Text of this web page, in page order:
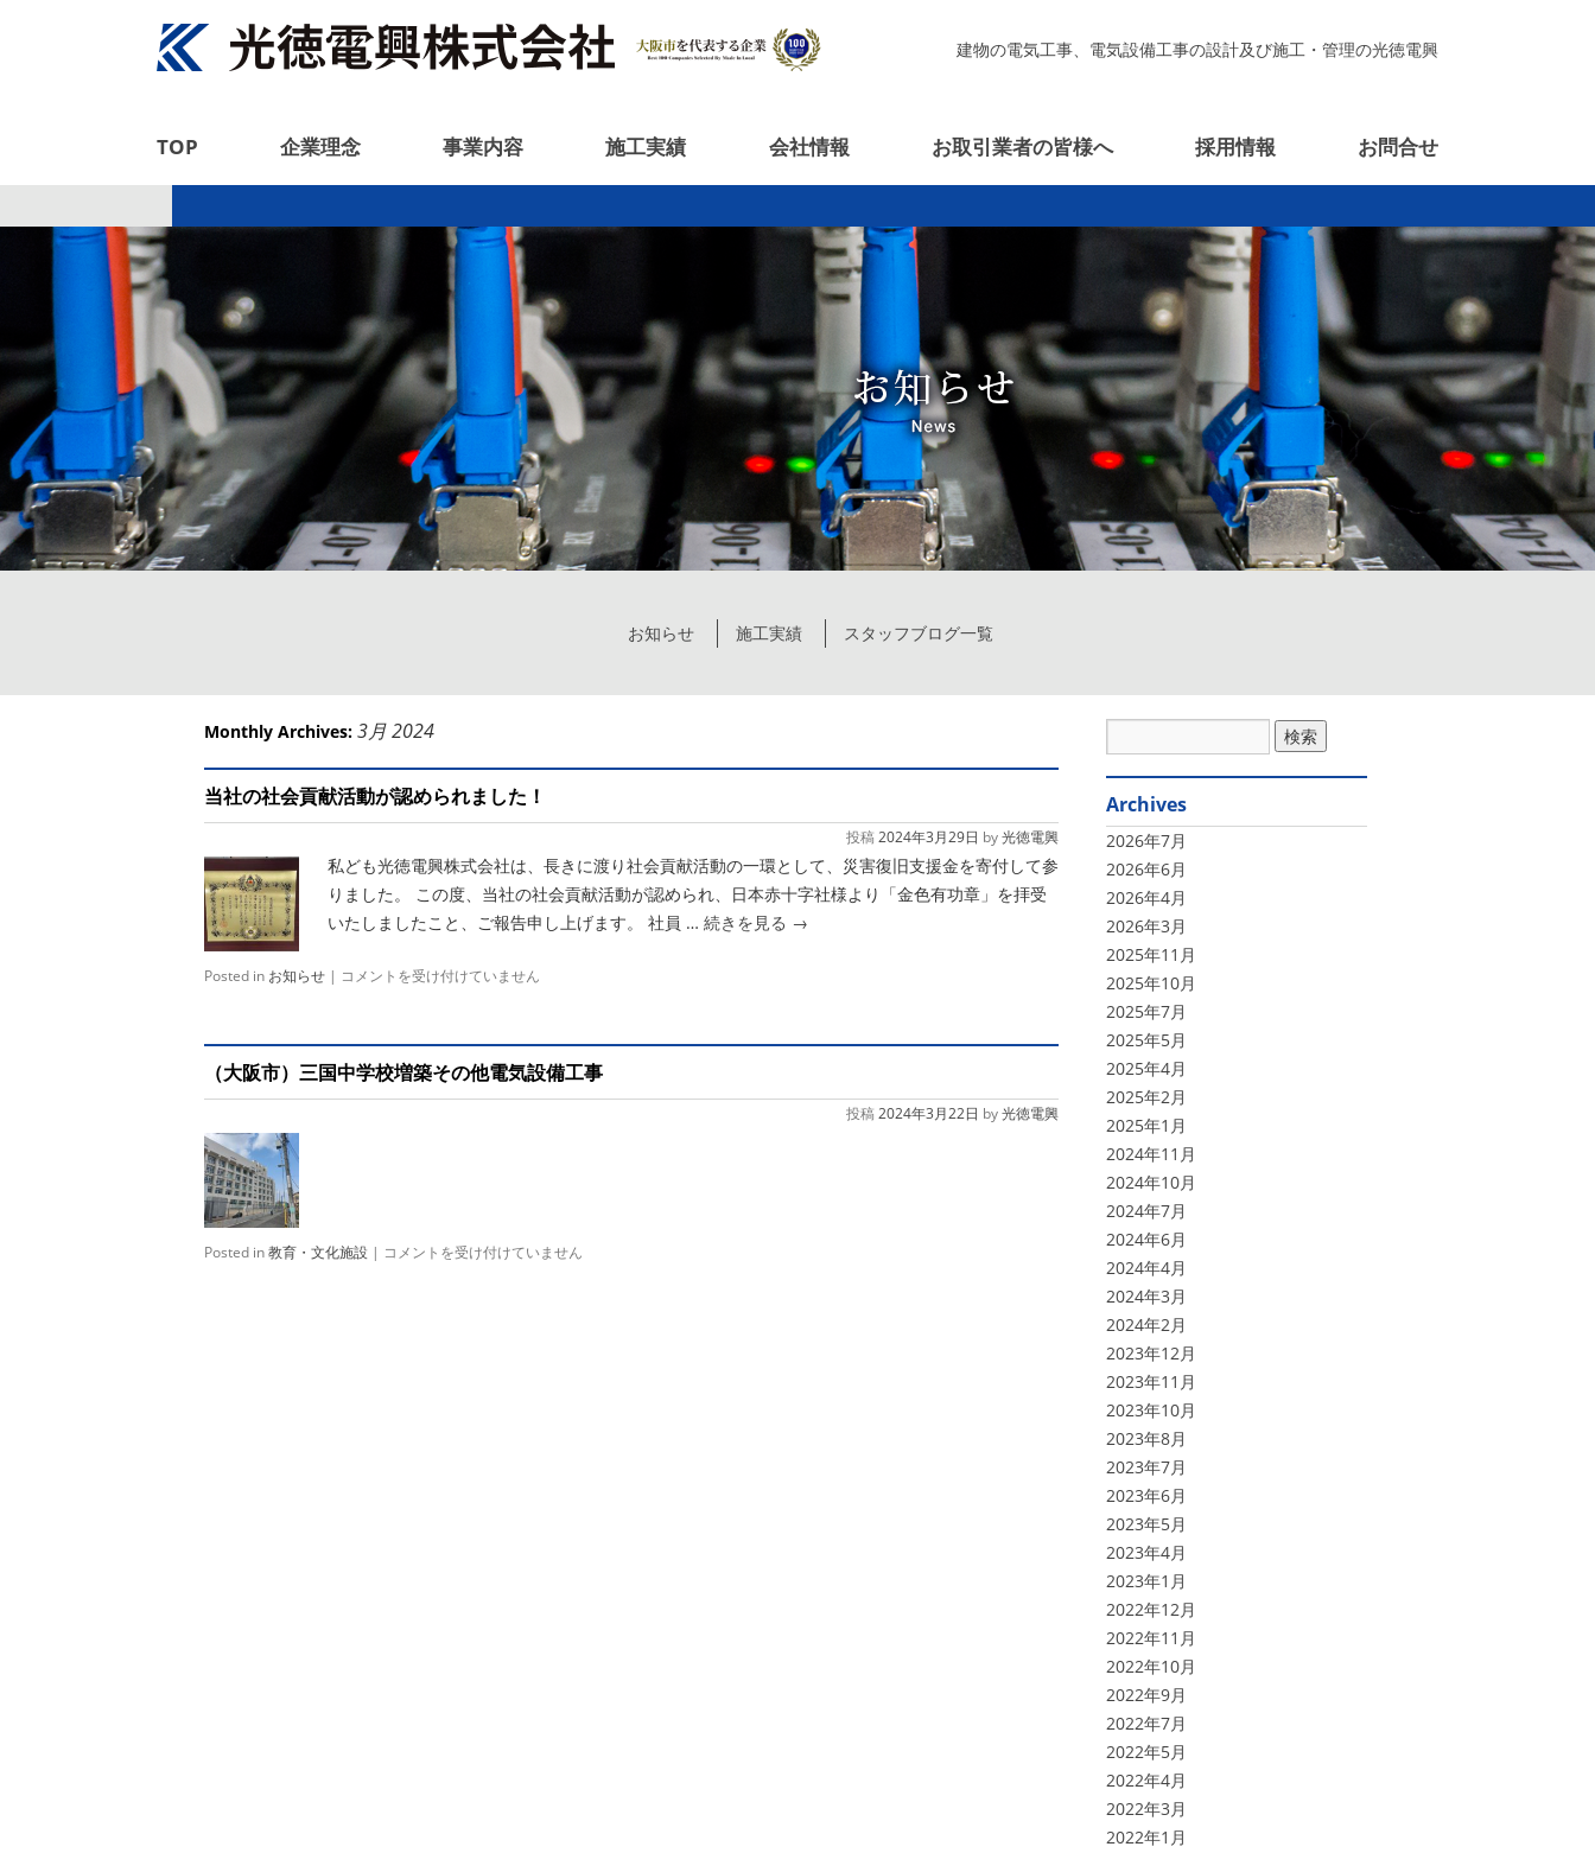
建物の電気工事、電気設備工事の設計及び施工・管理の光徳電興
TOP 企業理念 事業内容 施工実績 会社情報 お取引業者の皆様へ 採用情報 お問合せ
お知らせ 施工実績 スタッフブログ一覧
Monthly Archives: 3月 2024
当社の社会貢献活動が認められました！
投稿 2024年3月29日 by光徳電興
私ども光徳電興株式会社は、長きに渡り社会貢献活動の一環として、災害復旧支援金を寄付して参
りました。 この度、当社の社会貢献活動が認められ、日本赤十字社様より「金色有功章」を拝受
いたしましたこと、ご報告申し上げます。 社員 … 続きを見る →
Posted in お知らせ | 当
社
会
貢
献
れ
コメントを受け付けていません
（大阪市）三国中学校増築その他電気設備工事
投稿 2024年3月22日 by光徳電興
Posted in教育・文化施設 | （大
コメントを受け付けていません
Archives
2026年7月
2026年6月
2026年4月
2026年3月
2025年11月
2025年10月
2025年7月
2025年5月
2025年4月
2025年2月
2025年1月
2024年11月
2024年10月
2024年7月
2024年6月
2024年4月
2024年3月
2024年2月
2023年12月
2023年11月
2023年10月
2023年8月
2023年7月
2023年6月
2023年5月
2023年4月
2023年1月
2022年12月
2022年11月
2022年10月
2022年9月
2022年7月
2022年5月
2022年4月
2022年3月
2022年1月